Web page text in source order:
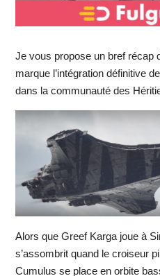
Je vous propose un bref récap
marque l’intégration définitive
dans la communauté des
Alors que Greef Karga joue à
s’assombrit quand le croiseur
Cumulus se place en orbite